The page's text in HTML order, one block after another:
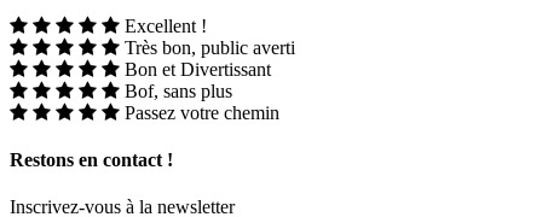
Excellent !
Très bon, public averti
Bon et Divertissant
Bof, sans plus
Passez votre chemin
Restons en contact !
Inscrivez-vous à la newsletter